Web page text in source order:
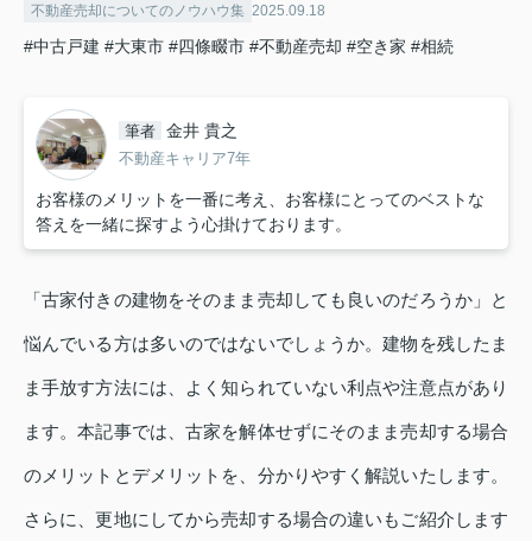
不動産売却についてのノウハウ集 2025.09.18
#中古戸建 #大東市 #四條畷市 #不動産売却 #空き家 #相続
筆者 金井 貴之
不動産キャリア7年
お客様のメリットを一番に考え、お客様にとってのベストな
答えを一緒に探すよう心掛けております。
「古家付きの建物をそのまま売却しても良いのだろうか」と
悩んでいる方は多いのではないでしょうか。建物を残したま
ま手放す方法には、よく知られていない利点や注意点があり
ます。本記事では、古家を解体せずにそのまま売却する場合
のメリットとデメリットを、分かりやすく解説いたします。
さらに、更地にしてから売却する場合の違いもご紹介します